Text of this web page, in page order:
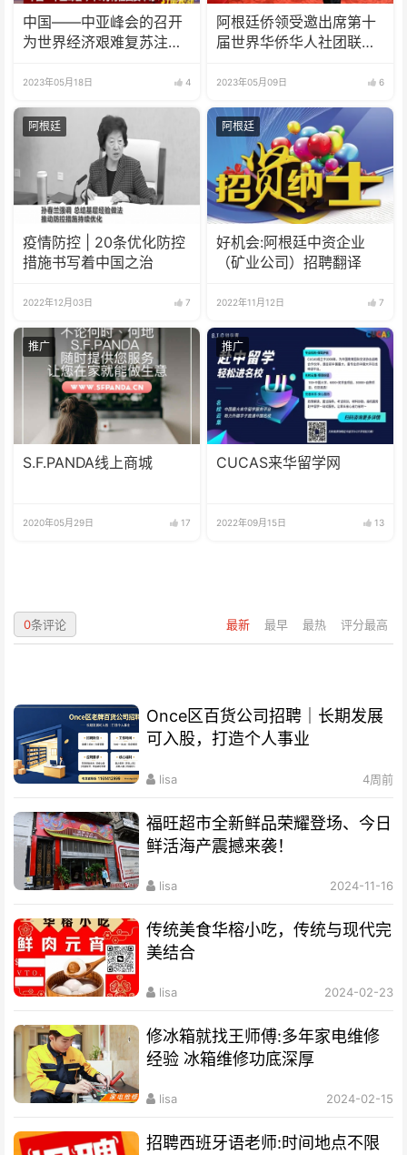
中国——中亚峰会的召开
为世界经济艰难复苏注入
2023年05月18日 4
阿根廷侨领受邀出席第十
届世界华侨华人社团联谊
2023年05月09日 6
阿根廷
疫情防控 | 20条优化防控
措施书写着中国之治
2022年12月03日 7
阿根廷
好机会:阿根廷中资企业
（矿业公司）招聘翻译
2022年11月12日 7
推广
S.F.PANDA线上商城
2020年05月29日 17
推广
CUCAS来华留学网
2022年09月15日 13
最新 最早 最热 评分最高
0条评论
Once区百货公司招聘｜长期发展
可入股，打造个人事业
lisa 4周前
福旺超市全新鲜品荣耀登场、今日
鲜活海产震撼来袭！
lisa 2024-11-16
传统美食华榕小吃，传统与现代完
美结合
lisa 2024-02-23
修冰箱就找王师傅:多年家电维修
经验 冰箱维修功底深厚
lisa 2024-02-15
招聘西班牙语老师:时间地点不限